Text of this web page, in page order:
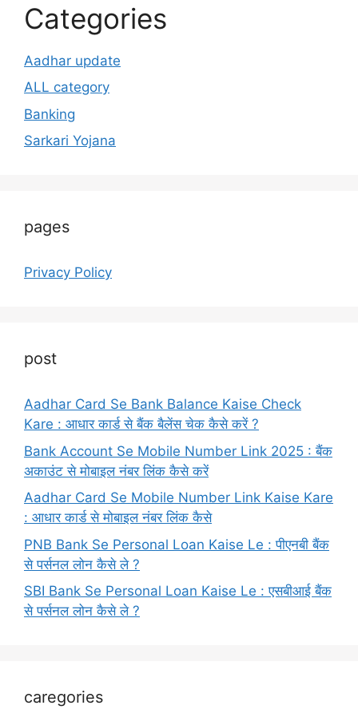
Categories
Aadhar update
ALL category
Banking
Sarkari Yojana
pages
Privacy Policy
post
Aadhar Card Se Bank Balance Kaise Check
Kare : आधार कार्ड से बैंक बैलेंस चेक कैसे करें ?
Bank Account Se Mobile Number Link 2025 : बैंक
अकाउंट से मोबाइल नंबर लिंक कैसे करें
Aadhar Card Se Mobile Number Link Kaise Kare
: आधार कार्ड से मोबाइल नंबर लिंक कैसे
PNB Bank Se Personal Loan Kaise Le : पीएनबी बैंक
से पर्सनल लोन कैसे ले ?
SBI Bank Se Personal Loan Kaise Le : एसबीआई बैंक
से पर्सनल लोन कैसे ले ?
caregories